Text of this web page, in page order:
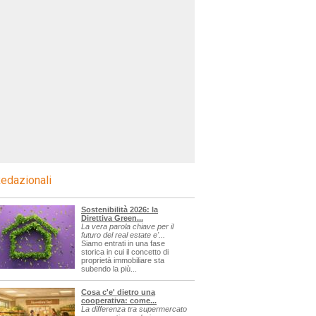
Sostenibilità 2026: la
Direttiva Green...
La vera parola chiave per il
futuro del real estate e'...
Siamo entrati in una fase
storica in cui il concetto di
proprietà immobiliare sta
subendo la più...
Cosa c'e' dietro una
cooperativa: come...
La differenza tra supermercato